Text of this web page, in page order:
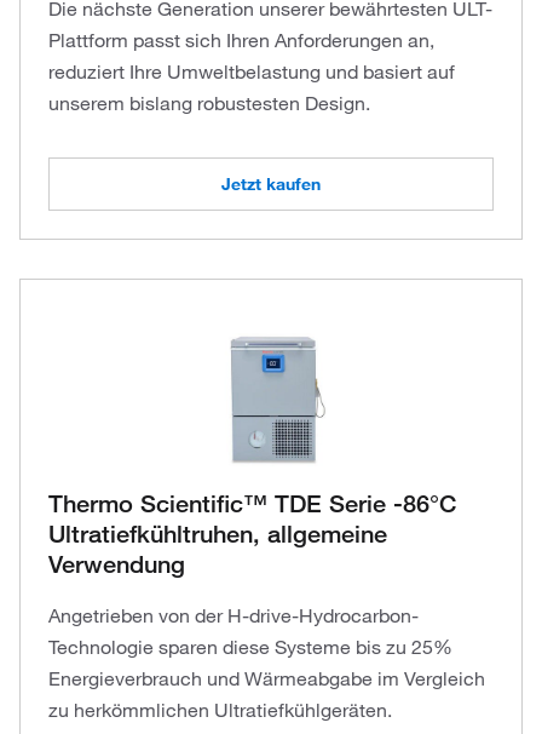
Die nächste Generation unserer bewährtesten ULT-
Plattform passt sich Ihren Anforderungen an,
reduziert Ihre Umweltbelastung und basiert auf
unserem bislang robustesten Design.
Jetzt kaufen
Thermo Scientific™ TDE Serie -86°C
Ultratiefkühltruhen, allgemeine
Verwendung
Angetrieben von der H-drive-Hydrocarbon-
Technologie sparen diese Systeme bis zu 25%
Energieverbrauch und Wärmeabgabe im Vergleich
zu herkömmlichen Ultratiefkühlgeräten.